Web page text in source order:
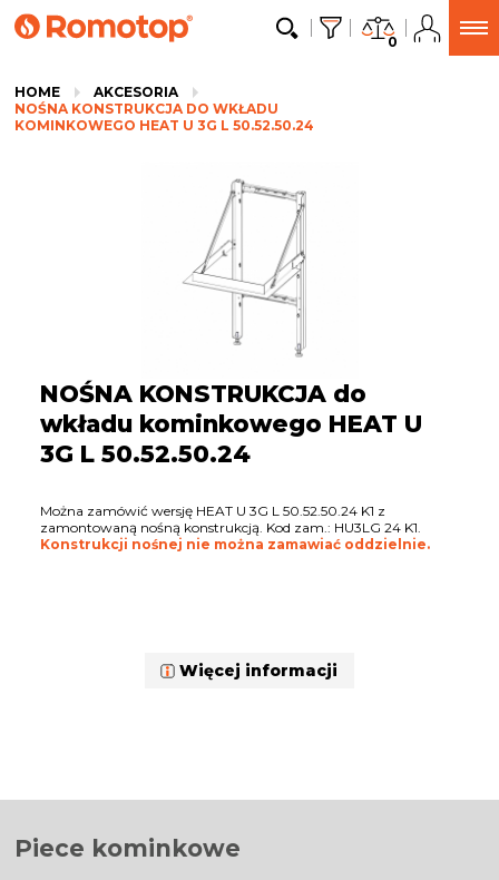
0
HOME
AKCESORIA
NOŚNA KONSTRUKCJA DO WKŁADU
KOMINKOWEGO HEAT U 3G L 50.52.50.24
NOŚNA KONSTRUKCJA do
wkładu kominkowego HEAT U
3G L 50.52.50.24
Można zamówić wersję HEAT U 3G L 50.52.50.24 K1 z
zamontowaną nośną konstrukcją. Kod zam.: HU3LG 24 K1.
Konstrukcji nośnej nie można zamawiać oddzielnie.
Więcej informacji
Piece kominkowe